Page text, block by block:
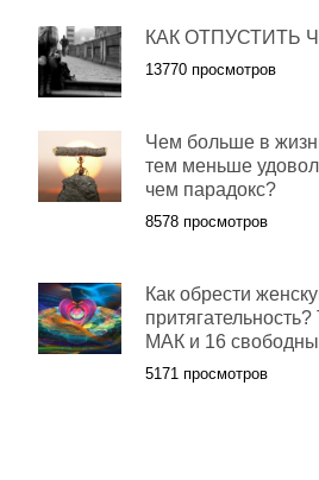
КАК ОТПУСТИТЬ
13770 просмотров
Чем больше в
тем меньше
чем парадокс?
8578 просмотров
Как обрести
МАК и 16
5171 просмотров